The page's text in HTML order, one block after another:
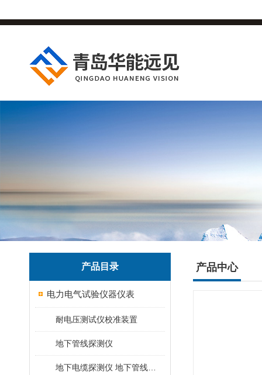
产品目录
电力电气试验仪器仪表
耐电压测试仪校准装置
地下管线探测仪
产品中心